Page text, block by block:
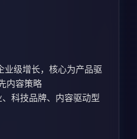
业级增长，核心为产品驱
内容策略
科技品牌、内容驱动型